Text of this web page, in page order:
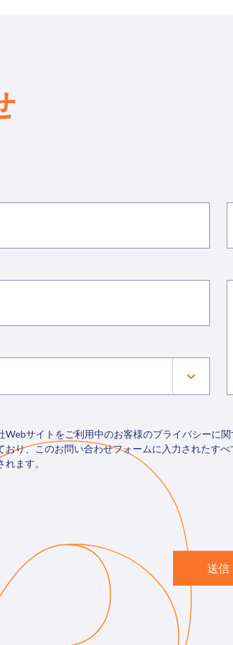
Webサイトをご利用中のお客様のプライバシーに
おり、このお問い合わせフォームに入力されたす
ます。
送信